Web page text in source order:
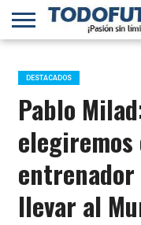
PRIMERA
B
SELECCIÓN
CHILENA
CHILENOS
EN EL
MUNDO
FÚTBOL
INTERNACIONAL
DESTACADOS
Pablo
entrenador
llevar al